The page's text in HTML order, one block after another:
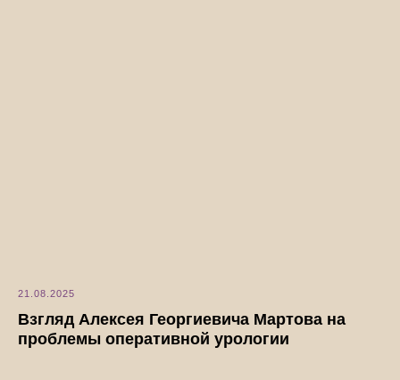
21.08.2025
Взгляд Алексея Георгиевича Мартова на
проблемы оперативной урологии